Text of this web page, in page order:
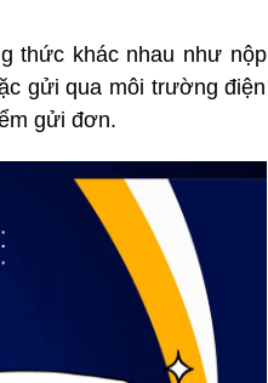
thức khác nhau như nộp
gửi qua môi trường điện
gửi đơn.